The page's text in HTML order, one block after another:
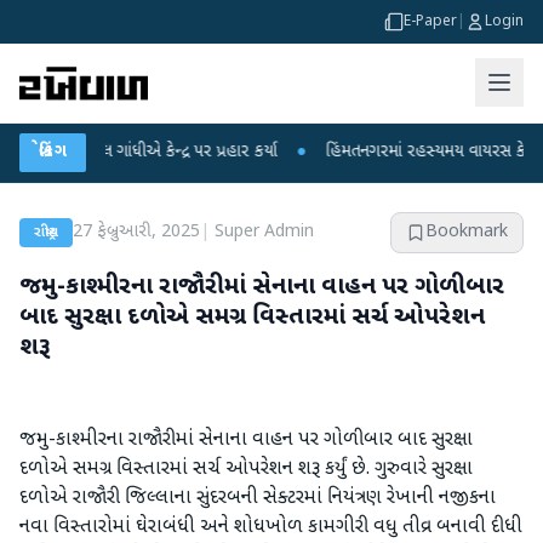
E-Paper Login
બ્રેકિંગ
રાહુલ ગાંધીએ કેન્દ્ર પર પ્રહાર કર્યા ● હિંમતનગરમાં રહસ્યમય વાયરસ કે ચાંદીપુરા? 6
રાષ્ટ્રીય 27 ફેબ્રુઆરી, 2025 Super Admin Bookmark
જમ્મુ-કાશ્મીરના રાજૌરીમાં સેનાના વાહન પર ગોળીબાર
બાદ સુરક્ષા દળોએ સમગ્ર વિસ્તારમાં સર્ચ ઓપરેશન
શરૂ
જમ્મુ-કાશ્મીરના રાજૌરીમાં સેનાના વાહન પર ગોળીબાર બાદ સુરક્ષા
દળોએ સમગ્ર વિસ્તારમાં સર્ચ ઓપરેશન શરૂ કર્યું છે. ગુરુવારે સુરક્ષા
દળોએ રાજૌરી જિલ્લાના સુંદરબની સેક્ટરમાં નિયંત્રણ રેખાની નજીકના
નવા વિસ્તારોમાં ઘેરાબંધી અને શોધખોળ કામગીરી વધુ તીવ્ર બનાવી દીધી